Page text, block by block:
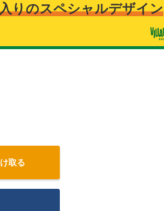
りのスペシャルデザイン
取る